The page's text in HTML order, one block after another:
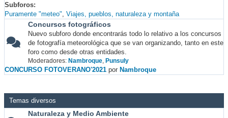
Subforos
Puramente "meteo" Viajes, pueblos, naturaleza y montaña
Concursos fotográficos
Nuevo subforo donde encontrarás todo lo relativo a los concursos
de fotografía meteorológica que se van organizando, tanto en este
foro como desde otras entidades.
Moderadores: Nambroque, Punsuly
CONCURSO FOTOVERANO'2021 por Nambroque
Temas diversos
Naturaleza y Medio Ambiente